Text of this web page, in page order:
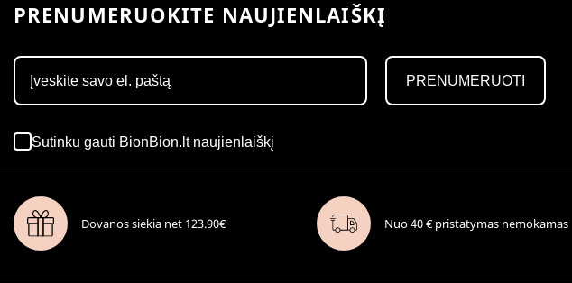
PRENUMERUOKITE NAUJIENLAIŠKĮ
PRENUMERUOTI
Sutinku gauti BionBion.lt naujienlaiškį
Dovanos siekia net 123.90€ Nuo 40 € pristatymas nemokamas